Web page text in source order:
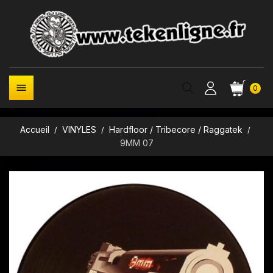
0

Accueil VINYLES
Hardfloor / Tribecore / Raggatek
9MM 07